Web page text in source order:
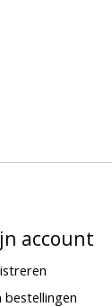
account
bestellingen